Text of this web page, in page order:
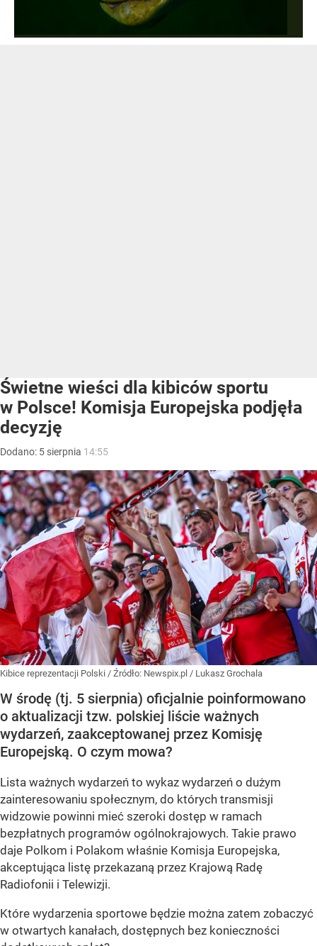
Świetne wieści dla kibiców sportu
w Polsce! Komisja Europejska podjęła
decyzję
Dodano: 5 sierpnia 14:55
Kibice reprezentacji Polski / Źródło: Newspix.pl / Lukasz Grochala
W środę (tj. 5 sierpnia) oficjalnie poinformowano
o aktualizacji tzw. polskiej liście ważnych
wydarzeń, zaakceptowanej przez Komisję
Europejską. O czym mowa?
Lista ważnych wydarzeń to wykaz wydarzeń o dużym
zainteresowaniu społecznym, do których transmisji
widzowie powinni mieć szeroki dostęp w ramach
bezpłatnych programów ogólnokrajowych. Takie prawo
daje Polkom i Polakom właśnie Komisja Europejska,
akceptująca listę przekazaną przez Krajową Radę
Radiofonii i Telewizji.
Które wydarzenia sportowe będzie można zatem zobaczyć
w otwartych kanałach, dostępnych bez konieczności